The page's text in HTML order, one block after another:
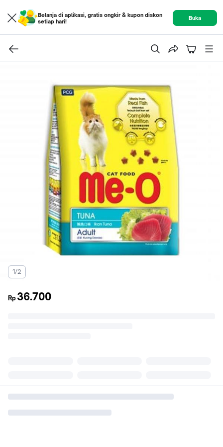
Belanja di aplikasi, gratis ongkir & kupon diskon
setiap hari!
Buka
1/2
Rp 36.700